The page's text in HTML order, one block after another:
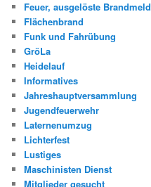
Feuer, ausgelöste
Flächenbrand
Funk und Fahrübung
GröLa
Heidelauf
Informatives
Jahreshauptversammlung
Jugendfeuerwehr
Laternenumzug
Lichterfest
Lustiges
Maschinisten Dienst
Mitglieder gesucht